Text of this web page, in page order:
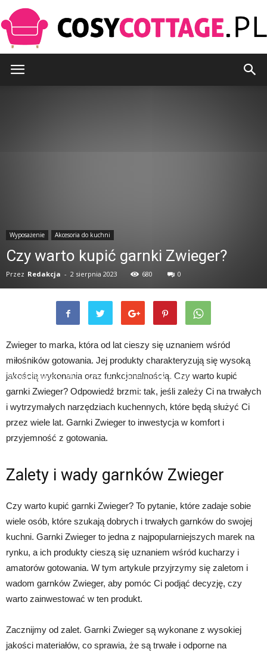
Strona główna Wyposażenie Akcesoria do kuchni
Wyposażenie Akcesoria do kuchni
Czy warto kupić garnki Zwieger?
Przez Redakcja - 2 sierpnia 2023 680 0
Zwieger to marka, która od lat cieszy się uznaniem wśród
miłośników gotowania. Jej produkty charakteryzują się wysoką
jakością wykonania oraz funkcjonalnością. Czy warto kupić
garnki Zwieger? Odpowiedź brzmi: tak, jeśli zależy Ci na trwałych
i wytrzymałych narzędziach kuchennych, które będą służyć Ci
przez wiele lat. Garnki Zwieger to inwestycja w komfort i
przyjemność z gotowania.
Zalety i wady garnków Zwieger
Czy warto kupić garnki Zwieger? To pytanie, które zadaje sobie
wiele osób, które szukają dobrych i trwałych garnków do swojej
kuchni. Garnki Zwieger to jedna z najpopularniejszych marek na
rynku, a ich produkty cieszą się uznaniem wśród kucharzy i
amatorów gotowania. W tym artykule przyjrzymy się zaletom i
wadom garnków Zwieger, aby pomóc Ci podjąć decyzję, czy
warto zainwestować w ten produkt.
Zacznijmy od zalet. Garnki Zwieger są wykonane z wysokiej
jakości materiałów, co sprawia, że są trwałe i odporne na